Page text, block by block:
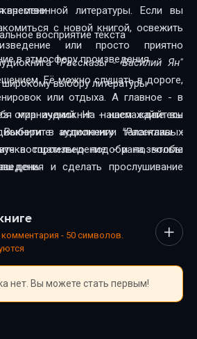
литературы. Если вы
с новой книгой, освежить
или просто приятно
"Рассказы - Василий Ян"
Её можно слушать в дороге,
или отдыха. А главное - в
ограничений. На нашем сайте вы
в исполнении талантливых
тщательно подобрана, чтобы
и сделать прослушивание
Новинки и классика,
нашёл книгу по душе.
времени
восприятие текста
в атмосферу произведения
выбору литературы
мир аудиокниг - наслаждайтесь
аудиокнигу "Рассказы -
воспроизведение - и позвольте
день.
- 50 символов.
нет. Вы можете стать первым!